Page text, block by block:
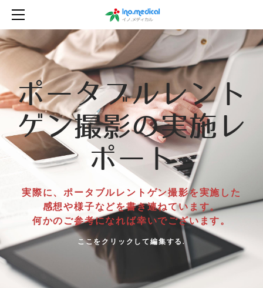
ポータブルレント
ゲン撮影​の実施レ
ポート
実際に、ポータブルレントゲン撮影を実施した
感想や様子などを書き連ねています。
何かのご参考になれば幸いでございます。
ここをクリックして編集する.
TOP
事業内容
ｱﾝｹｰﾄ結果
業務ﾚﾎﾟｰﾄ
概要・お知らせ
問い合せ
個人情報